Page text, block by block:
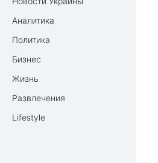
Аналитика
Политика
Бизнес
Жизнь
Развлечения
Lifestyle